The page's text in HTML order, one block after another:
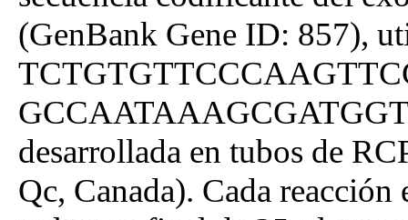
(GenBank Gene ID: 857),
desarrollada en tubos de
Qc, Canada). Cada reacción